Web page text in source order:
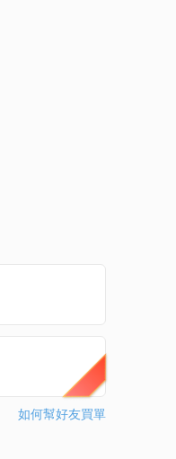
如何幫好友買單